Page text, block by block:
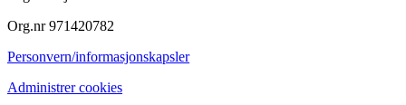
Org.nr 971420782
Personvern/informasjonskapsler
Administrer cookies